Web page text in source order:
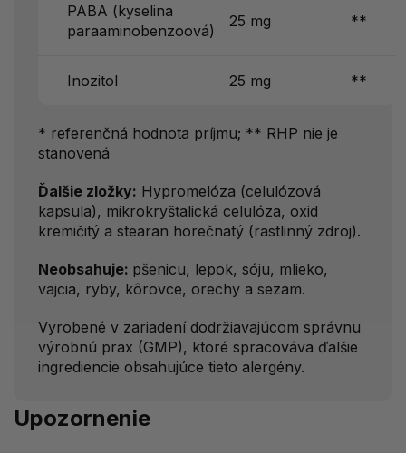
PABA (kyselina
paraaminobenzoová)
25 mg **
Inozitol 25 mg **
* referenčná hodnota príjmu; ** RHP nie je
stanovená
Ďalšie zložky: Hypromelóza (celulózová
kapsula), mikrokryštalická celulóza, oxid
kremičitý a stearan horečnatý (rastlinný zdroj).
Neobsahuje: pšenicu, lepok, sóju, mlieko,
vajcia, ryby, kôrovce, orechy a sezam.
Vyrobené v zariadení dodržiavajúcom správnu
výrobnú prax (GMP), ktoré spracováva ďalšie
ingrediencie obsahujúce tieto alergény.
Upozornenie